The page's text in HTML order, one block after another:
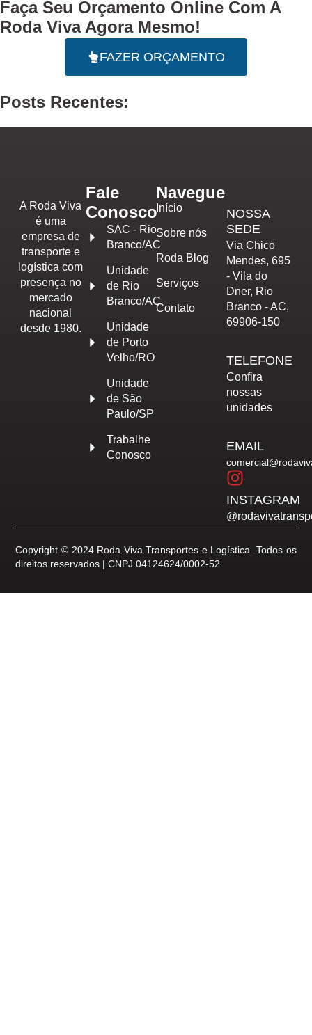
Faça Seu Orçamento Online Com A
Roda Viva Agora Mesmo!
FAZER ORÇAMENTO
Posts Recentes:
A Roda Viva
é uma
empresa de
transporte e
logística com
presença no
mercado
nacional
desde 1980.
Fale
Conosco
SAC - Rio
Branco/AC
Unidade
de Rio
Branco/AC
Unidade
de Porto
Velho/RO
Unidade
de São
Paulo/SP
Trabalhe
Conosco
Navegue
Início
Sobre nós
Roda Blog
Serviços
Contato
NOSSA
SEDE
Via Chico
Mendes, 695
- Vila do
Dner, Rio
Branco - AC,
69906-150
TELEFONE
Confira
nossas
unidades
EMAIL
INSTAGRAM
Copyright © 2024 Roda Viva Transportes e Logística. Todos os
direitos reservados | CNPJ 04124624/0002-52